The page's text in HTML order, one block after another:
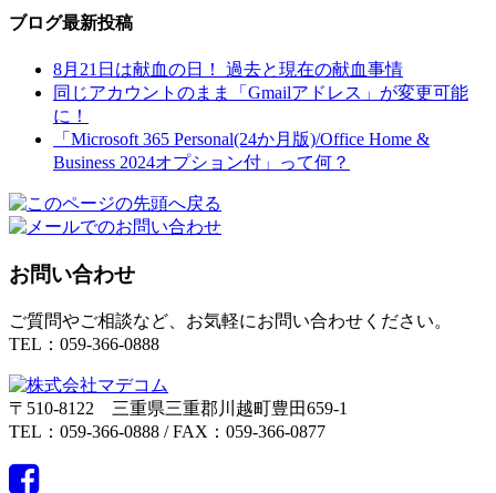
ブログ最新投稿
8月21日は献血の日！ 過去と現在の献血事情
同じアカウントのまま「Gmailアドレス」が変更可能
に！
「Microsoft 365 Personal(24か月版)/Office Home &
Business 2024オプション付」って何？
お問い合わせ
ご質問やご相談など、お気軽にお問い合わせください。
TEL：059-366-0888
〒510-8122 三重県三重郡川越町豊田659-1
TEL：059-366-0888 / FAX：059-366-0877